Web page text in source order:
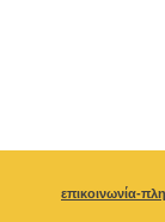
επικοινωνία-